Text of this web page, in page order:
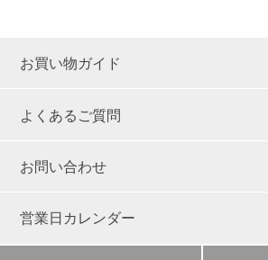
お買い物ガイド
よくあるご質問
お問い合わせ
営業日カレンダー